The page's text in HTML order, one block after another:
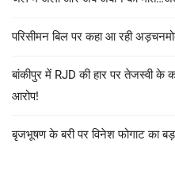
परिसीमन बिल पर कहा आ रही
बांकीपुर में RJD की हार पर तेजस्वी के
आरोप!
बृजभूषण के बरी पर विनेश फोगाट का